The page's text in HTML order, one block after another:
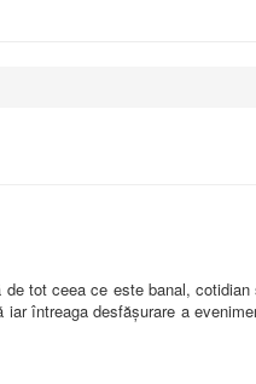
tot ceea ce este banal,
întreaga desfășurare a